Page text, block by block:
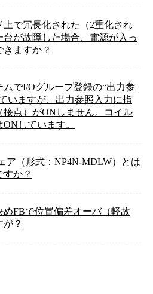
上で冗長化された（2重化され
台が故障した場合、電源が入っ
ますか？
ムでI/Oグループ登録の“出力参
いますが、出力参照入力に指
接点）がONしません。コイル
しています。
ア（形式：NP4N-MDLW）とは
すか？
めFBで位置偏差オーバ（軽故
？